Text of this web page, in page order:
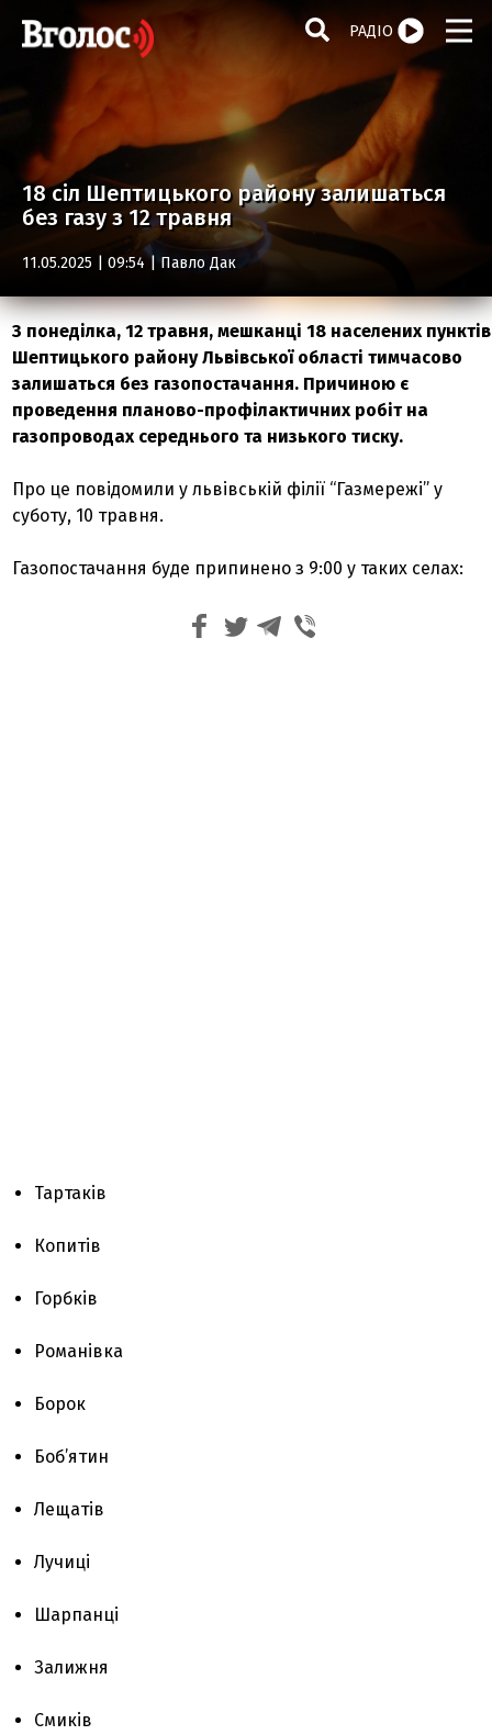
РАДІО
18 сіл Шептицького району залишаться
без газу з 12 травня
11.05.2025 | 09:54 |Павло Дак
З понеділка, 12 травня, мешканці 18 населених пунктів
Шептицького району Львівської області тимчасово
залишаться без газопостачання. Причиною є
проведення планово-профілактичних робіт на
газопроводах середнього та низького тиску.
Про це повідомили у львівській філії “Газмережі” у
суботу, 10 травня.
Газопостачання буде припинено з 9:00 у таких селах:
Тартаків
Копитів
Горбків
Романівка
Борок
Боб’ятин
Лещатів
Лучиці
Шарпанці
Залижня
Смиків